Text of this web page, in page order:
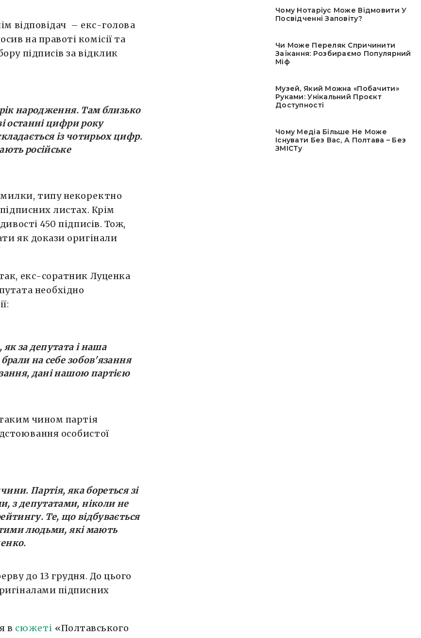
відповідач – екс-голова
на правоті комісії та
підписів за відклик
народження. Там близько
останні цифри року
із чотирьох цифр.
російське
типу некоректно
листах. Крім
450 підписів. Тож,
як докази оригінали
екс-соратник Луценка
необхідно
за депутата і наша
на себе зобов'язання
дані нашою партією
чином партія
особистої
Партія, яка бореться зі
з депутатами, ніколи не
Те, що відбувається
тими людьми, які мають
до 13 грудня. До цього
підписних
в сюжеті «Полтавського
Чому Нотаріус Може Відмовити У
Посвідченні Заповіту?
Чи Може Переляк Спричинити
Заїкання: Розбираємо Популярний
Міф
Музей, Який Можна «побачити»
Руками: Унікальний Проєкт
Доступності
Чому Медіа Більше Не Може
Існувати Без Вас, А Полтава – Без
ЗМІСТу